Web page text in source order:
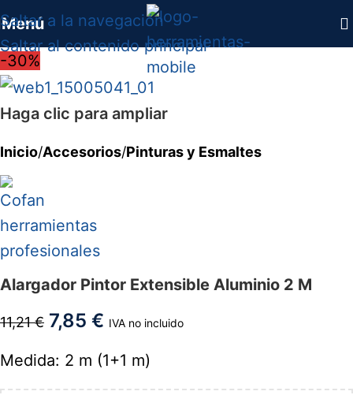
Saltar a la navegación
Saltar al contenido principal
Menú
-30%
Haga clic para ampliar
Inicio/Accesorios/Pinturas y Esmaltes
Alargador Pintor Extensible Aluminio 2 M
11,21€ 7,85 € IVA no incluido
Medida: 2 m (1+1 m)